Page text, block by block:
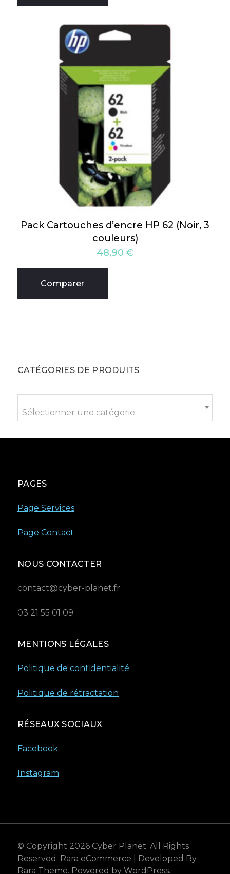
Pack Cartouches d’encre HP 62 (Noir, 3
couleurs)
48,90 €
Comparer
CATÉGORIES DE PRODUITS
Sélectionner une catégorie
PAGES
Page Services
Page Contact
NOUS CONTACTER
contact@cyber-planet.fr
03 21 55 01 09
MENTIONS LÉGALES
Politique de confidentialité
Politique de rétractation
RÉSEAUX SOCIAUX
Facebook
Instagram
© Copyright 2026 Cyber Planet. All Rights
Reserved. Rara eCommerce | Developed By
Rara Theme. Powered by WordPress.